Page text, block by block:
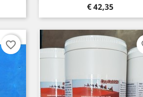
Prijs
€ 42,35
favorite_border